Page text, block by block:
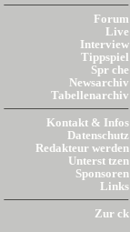
Forum
Live
Interview
Tippspiel
Spr che
Newsarchiv
Tabellenarchiv
Kontakt & Infos
Datenschutz
Redakteur werden
Unterst tzen
Sponsoren
Links
Zur ck